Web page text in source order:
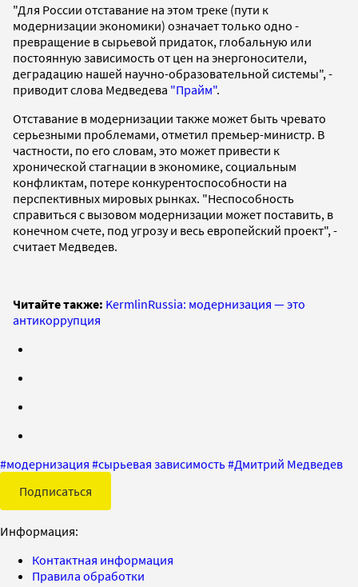
"Для России отставание на этом треке (пути к
модернизации экономики) означает только одно -
превращение в сырьевой придаток, глобальную или
постоянную зависимость от цен на энергоносители,
деградацию нашей научно-образовательной системы", -
приводит слова Медведева "Прайм".
Отставание в модернизации также может быть чревато
серьезными проблемами, отметил премьер-министр. В
частности, по его словам, это может привести к
хронической стагнации в экономике, социальным
конфликтам, потере конкурентоспособности на
перспективных мировых рынках. "Неспособность
справиться с вызовом модернизации может поставить, в
конечном счете, под угрозу и весь европейский проект", -
считает Медведев.
Читайте также: KermlinRussia: модернизация — это
антикоррупция
#модернизация #сырьевая зависимость#Дмитрий Медведев
Подписаться
Информация:
Контактная информация
Правила обработки